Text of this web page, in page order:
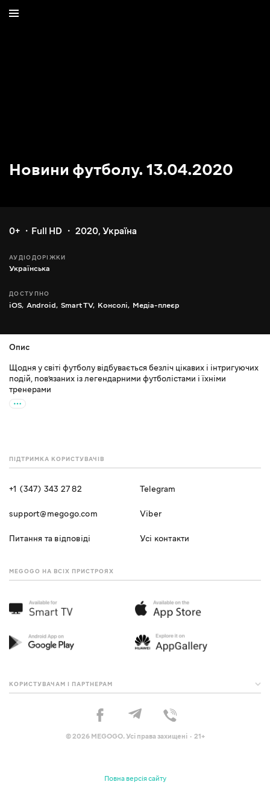
Новини футболу. 13.04.2020
0+ Full HD 2020, Україна
АУДІОДОРІЖКИ
Українська
ДОСТУПНО
iOS, Android, Smart TV, Консолі, Медіа-плеєр
Опис
Щодня у світі футболу відбувається безліч цікавих і інтригуючих
подій, пов’язаних із легендарними футболістами і їхніми
тренерами
ПІДТРИМКА КОРИСТУВАЧІВ
+1 (347) 343 27 82
support@megogo.com
Питання та відповіді
Telegram
Viber
Усі контакти
MEGOGO НА ВСІХ ПРИСТРОЯХ
КОРИСТУВАЧАМ І ПАРТНЕРАМ
© 2026 MEGOGO. Усі права захищені · 21+
Повна версія сайту